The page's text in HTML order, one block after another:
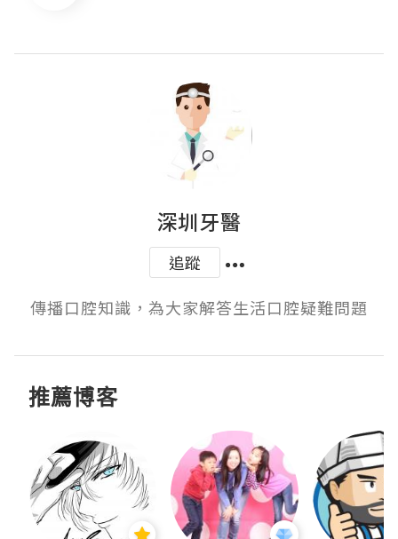
深圳牙醫
追蹤
傳播口腔知識，為大家解答生活口腔疑難問題
推薦博客